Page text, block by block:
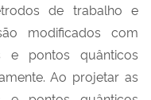
de trabalho e
modificados com
e pontos quânticos
Ao projetar as